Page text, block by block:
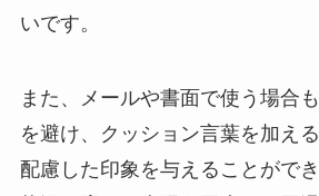
いです。
また、メールや書面で使う場合
を避け、クッション言葉を加え
配慮した印象を与えることができ